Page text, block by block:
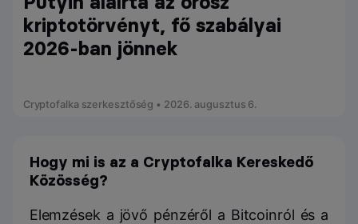
kriptotörvényt, fő szabályai
2026-ban jönnek
Cryptofalka szerkesztőség • 2026. augusztus 6.
Hogy mi is az a Cryptofalka Kereskedő
Közösség?
Elemzések a jövő pénzéről a Bitcoinról és a